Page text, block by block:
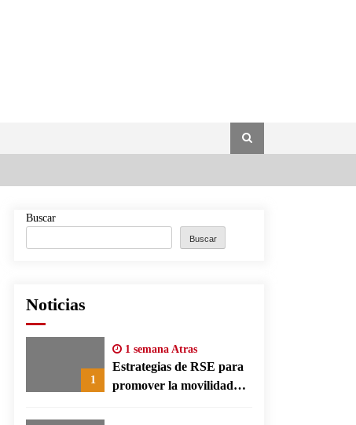
Buscar
Buscar
Noticias
1
1 semana Atras
Estrategias de RSE para
promover la movilidad